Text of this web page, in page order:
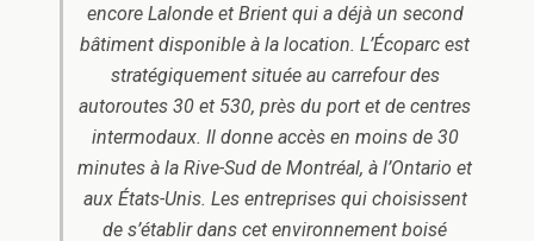
encore Lalonde et Brient qui a déjà un second
bâtiment disponible à la location. L’Écoparc est
stratégiquement située au carrefour des
autoroutes 30 et 530, près du port et de centres
intermodaux. Il donne accès en moins de 30
minutes à la Rive-Sud de Montréal, à l’Ontario et
aux États-Unis. Les entreprises qui choisissent
de s’établir dans cet environnement boisé